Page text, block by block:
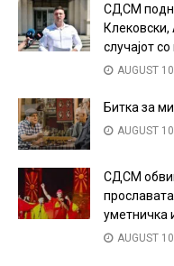
СДСМ
случајот
AUGUST
Битка за
AUGUST
СДСМ
уметничка
AUGUST